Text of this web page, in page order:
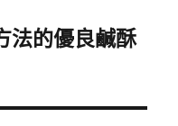
法的優良鹹酥